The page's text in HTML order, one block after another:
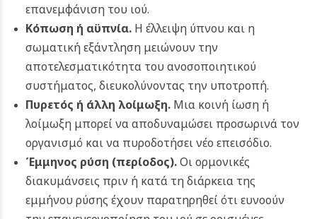
επανεμφάνιση του ιού.
Κόπωση ή αϋπνία.Η έλλειψη ύπνου και η
σωματική εξάντληση μειώνουν την
αποτελεσματικότητα του ανοσοποιητικού
συστήματος, διευκολύνοντας την υποτροπή.
Πυρετός ή άλλη λοίμωξη.Μια κοινή ίωση ή
λοίμωξη μπορεί να αποδυναμώσει προσωρινά τον
οργανισμό και να πυροδοτήσει νέο επεισόδιο.
Έμμηνος ρύση (περίοδος).Οι ορμονικές
διακυμάνσεις πριν ή κατά τη διάρκεια της
εμμήνου ρύσης έχουν παρατηρηθεί ότι ευνοούν